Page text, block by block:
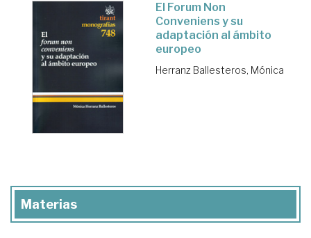
El Forum Non
Conveniens y su
adaptación al ámbito
europeo
Herranz Ballesteros, Mónica
Materias